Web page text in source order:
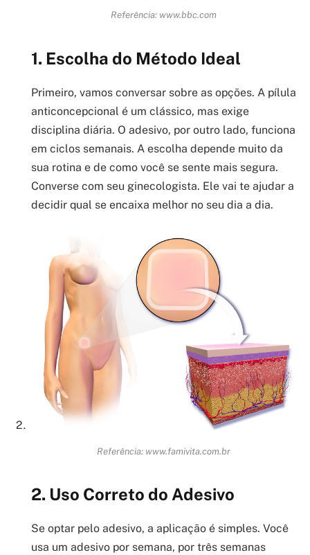
Referência: www.bbc.com
1. Escolha do Método Ideal
Primeiro, vamos conversar sobre as opções. A pílula
anticoncepcional é um clássico, mas exige
disciplina diária. O adesivo, por outro lado, funciona
em ciclos semanais. A escolha depende muito da
sua rotina e de como você se sente mais segura.
Converse com seu ginecologista. Ele vai te ajudar a
decidir qual se encaixa melhor no seu dia a dia.
Referência: www.famivita.com.br
2. Uso Correto do Adesivo
Se optar pelo adesivo, a aplicação é simples. Você
usa um adesivo por semana, por três semanas